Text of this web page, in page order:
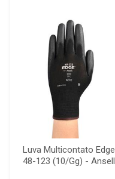
Luva Multicontato Edge
48-123 (10/Gg) - Ansell